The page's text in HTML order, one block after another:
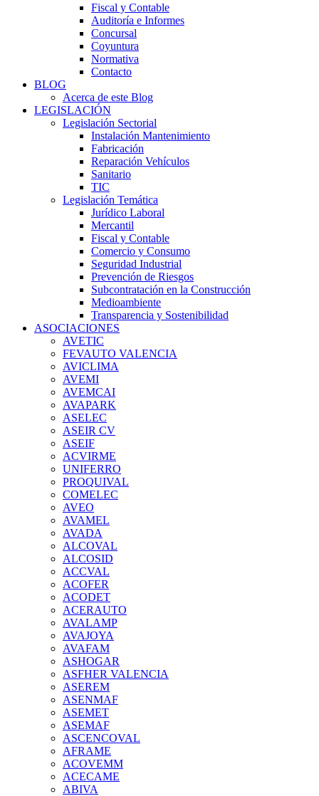
Fiscal y Contable
Auditoría e Informes
Concursal
Coyuntura
Normativa
Contacto
BLOG
Acerca de este Blog
LEGISLACIÓN
Legislación Sectorial
Instalación Mantenimiento
Fabricación
Reparación Vehículos
Sanitario
TIC
Legislación Temática
Jurídico Laboral
Mercantil
Fiscal y Contable
Comercio y Consumo
Seguridad Industrial
Prevención de Riesgos
Subcontratación en la Construcción
Medioambiente
Transparencia y Sostenibilidad
ASOCIACIONES
AVETIC
FEVAUTO VALENCIA
AVICLIMA
AVEMI
AVEMCAI
AVAPARK
ASELEC
ASEIR CV
ASEIF
ACVIRME
UNIFERRO
PROQUIVAL
COMELEC
AVEO
AVAMEL
AVADA
ALCOVAL
ALCOSID
ACCVAL
ACOFER
ACODET
ACERAUTO
AVALAMP
AVAJOYA
AVAFAM
ASHOGAR
ASFHER VALENCIA
ASEREM
ASENMAF
ASEMET
ASEMAF
ASCENCOVAL
AFRAME
ACOVEMM
ACECAME
ABIVA